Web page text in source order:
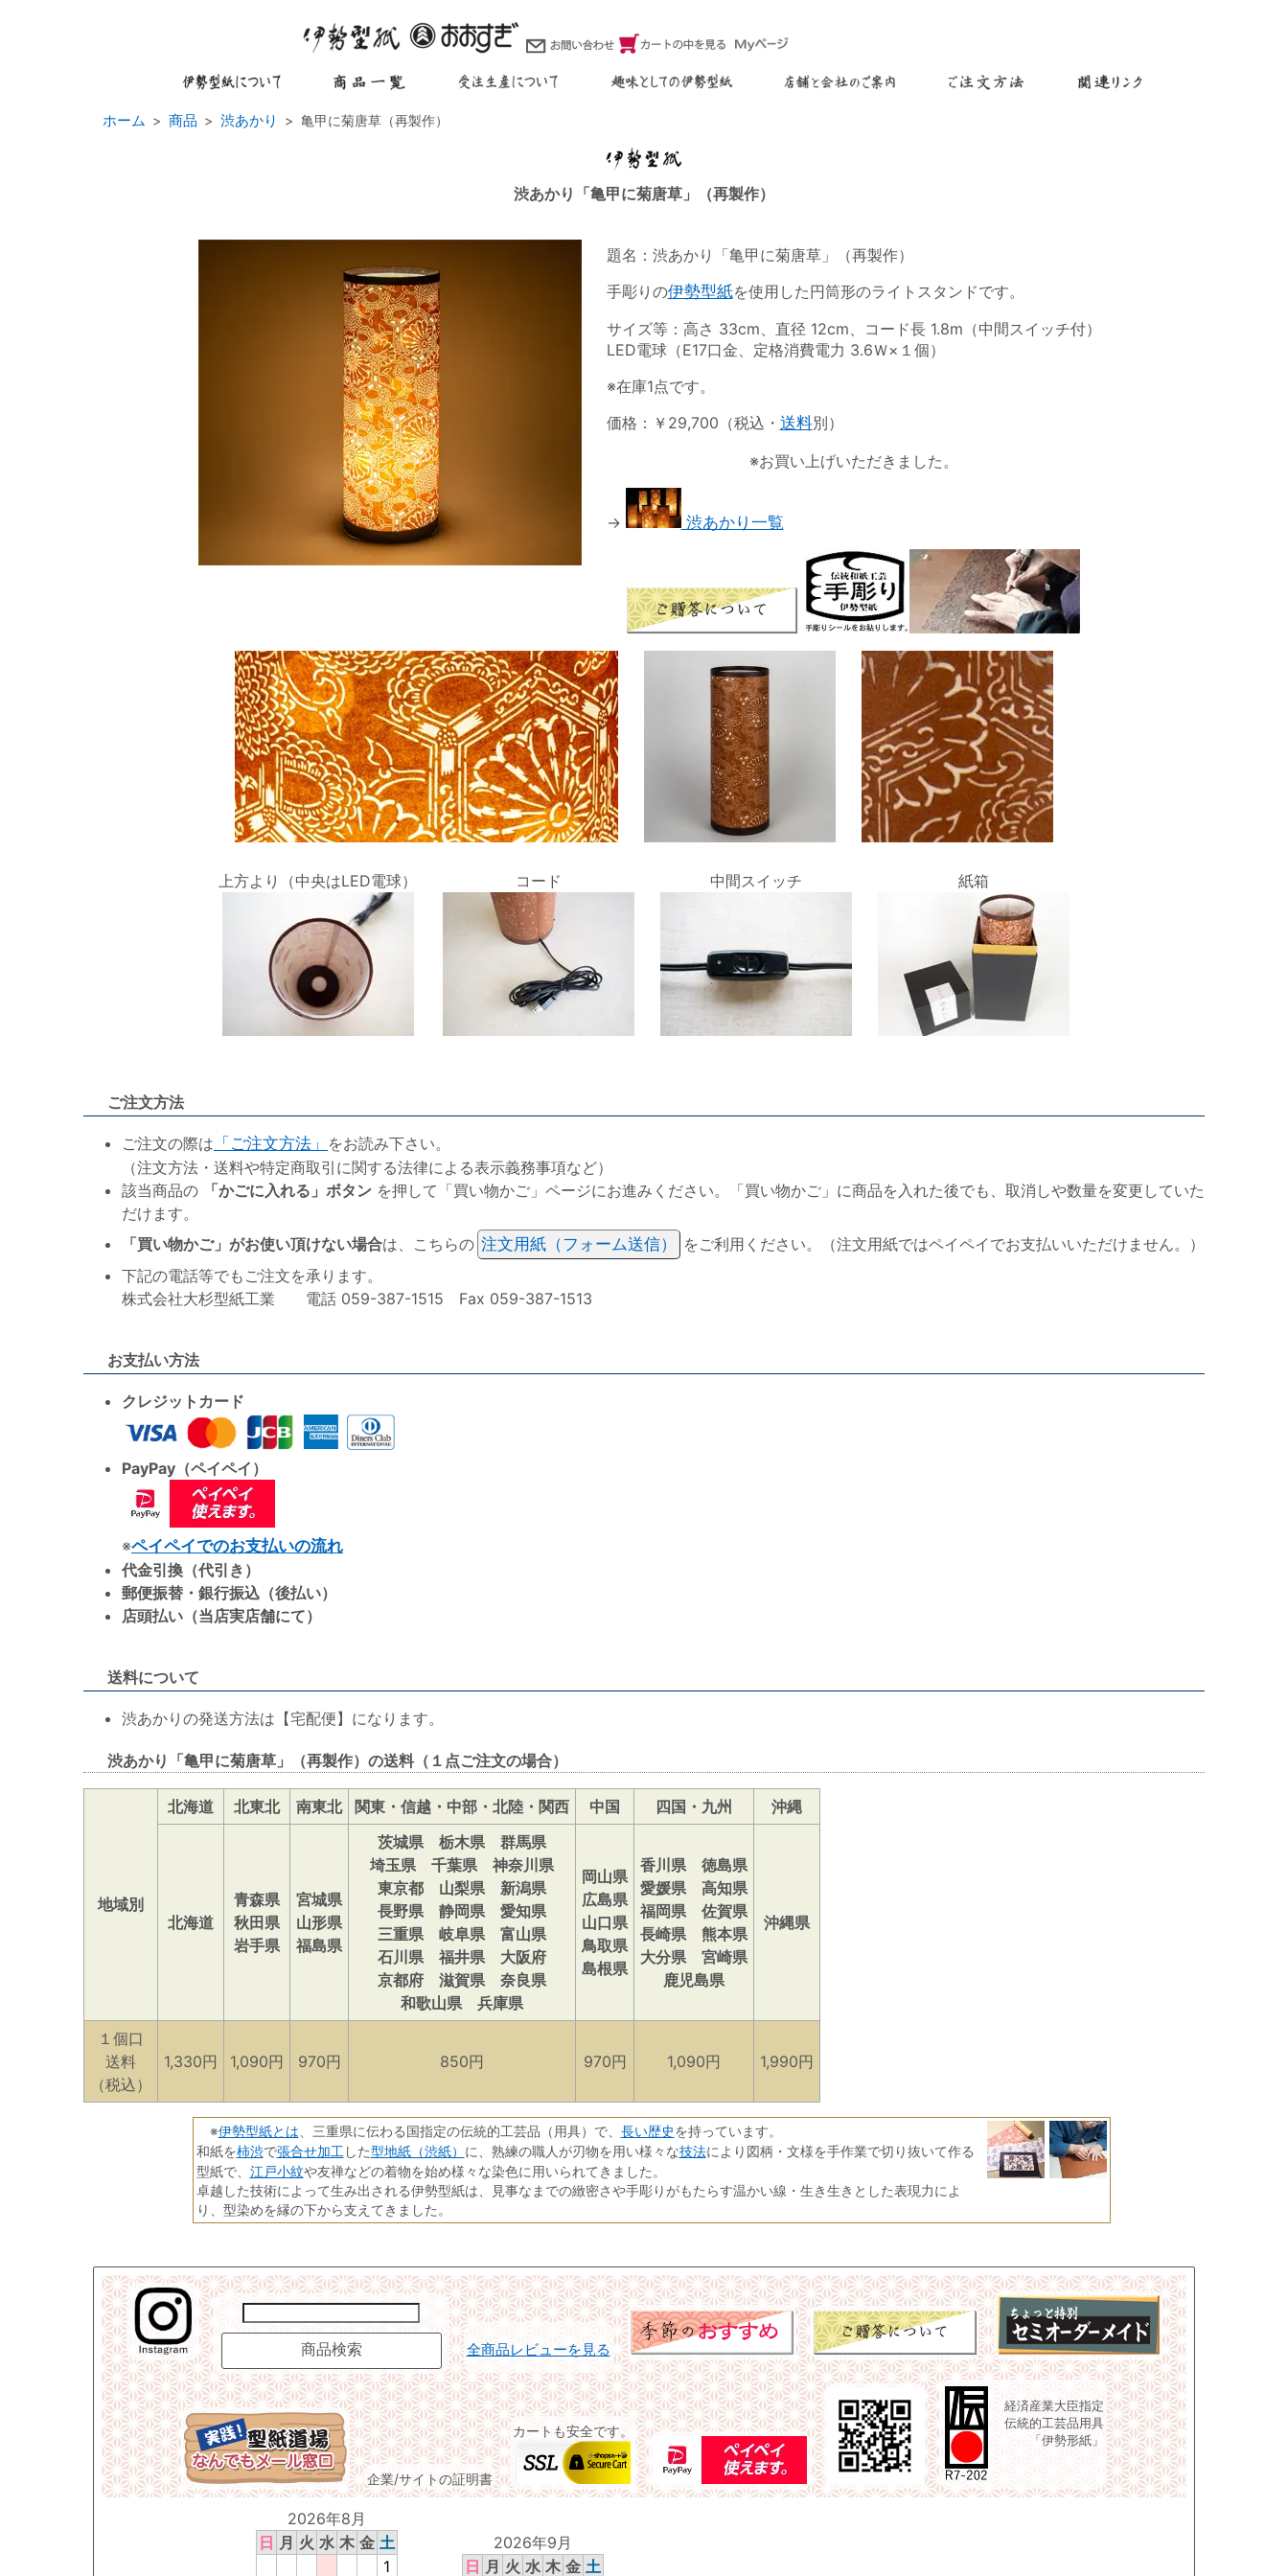
ホーム 商品 渋あかり 亀甲に菊唐草（再製作）
渋あかり「亀甲に菊唐草」（再製作）
題名：渋あかり「亀甲に菊唐草」（再製作）
手彫りの伊勢型紙を使用した円筒形のライトスタンドです。
サイズ等：高さ 33cm、直径 12cm、コード長 1.8m（中間スイッチ付）
LED電球（E17口金、定格消費電力 3.6Ｗ×１個）
※在庫1点です。
価格：￥29,700（税込・ 送料別）
※お買い上げいただきました。
→ 渋あかり一覧
上方より（中央はLED電球） コード 中間スイッチ 紙箱
ご注文方法
ご注文の際は 「ご注文方法」 をお読み下さい。
（注文方法・送料や特定商取引に関する法律による表示義務事項など）
該当商品の
「かごに入れる」ボタン を押して「買い物かご」ページにお進みください。「買い物かご」に商品を入れた後でも、取消しや数量を変更していた
だけます。
「買い物かご」がお使い頂けない場合は、こちらの 注文用紙（フォーム送信）
をご利用ください。（注文用紙ではペイペイでお支払いいただけません。）
下記の電話等でもご注文を承ります。
株式会社大杉型紙工業 電話 059-387-1515 Fax 059-387-1513
お支払い方法
クレジットカード
PayPay（ペイペイ）
※ペイペイでのお支払いの流れ
代金引換（代引き）
郵便振替・銀行振込（後払い）
店頭払い（当店実店舗にて）
送料について
渋あかりの発送方法は【宅配便】になります。
渋あかり「亀甲に菊唐草」（再製作）の送料（１点ご注文の場合）
地域別
北海道 北東北 南東北 関東・信越・中部・北陸・関西 中国 四国・九州 沖縄
北海道
青森県
秋田県
岩手県
宮城県
山形県
福島県
茨城県 栃木県 群馬県
埼玉県 千葉県 神奈川県
東京都 山梨県 新潟県
長野県 静岡県 愛知県
三重県 岐阜県 富山県
石川県 福井県 大阪府
京都府 滋賀県 奈良県
和歌山県 兵庫県
岡山県
広島県
山口県
鳥取県
島根県
香川県 徳島県
愛媛県 高知県
福岡県 佐賀県
長崎県 熊本県
大分県 宮崎県
鹿児島県
沖縄県
１個口
送料
（税込）
1,330円 1,090円 970円 850円 970円 1,090円 1,990円
※伊勢型紙とは、三重県に伝わる国指定の伝統的工芸品（用具）で、 長い歴史を持っています。
和紙を柿渋で張合せ加工した型地紙（渋紙） に、熟練の職人が刃物を用い様々な技法により図柄・文様を手作業で切り抜いて作る
型紙で、 江戸小紋や友禅などの着物を始め様々な染色に用いられてきました。
卓越した技術によって生み出される伊勢型紙は、見事なまでの緻密さや手彫りがもたらす温かい線・生き生きとした表現力によ
り、型染めを縁の下から支えてきました。
全商品レビューを見る
企業/サイトの証明書
カートも安全です。
経済産業大臣指定
伝統的工芸品用具
「伊勢形紙」
2026年8月
日 月 火 水 木 金 土
1
2026年9月
日 月 火 水 木 金 土